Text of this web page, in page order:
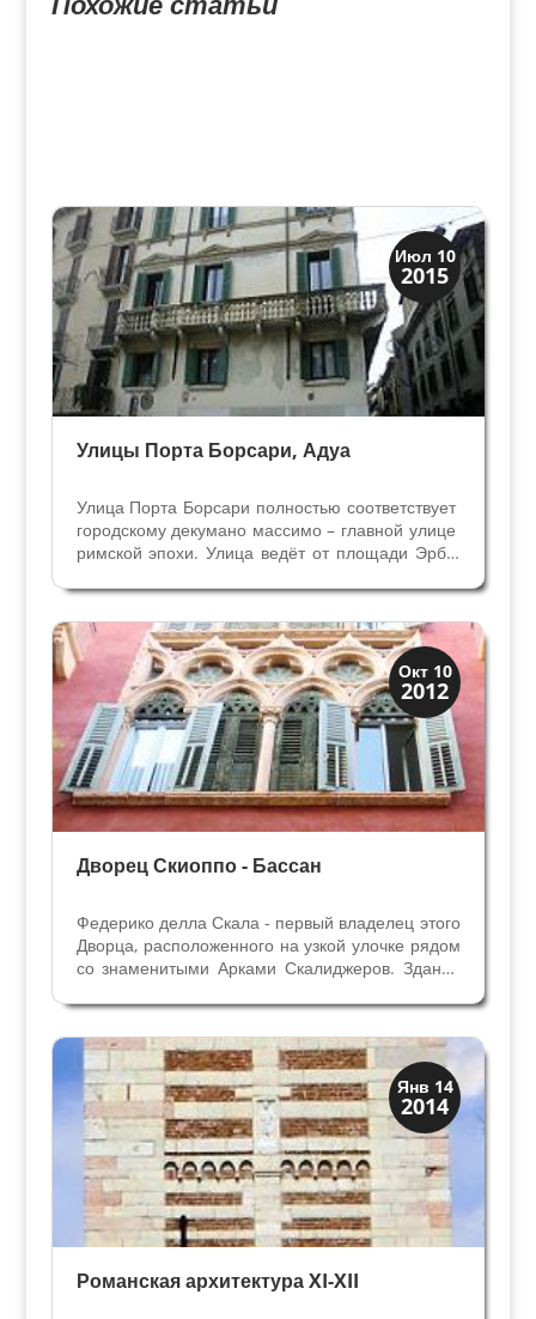
Июл 10
2015
Скрытая Верона
Улицы и площади
Улицы Порта Борсари, Адуа
Улица Порта Борсари полностью соответствует
городскому декумано массимо – главной улице
римской эпохи. Улица ведёт от площади Эрбе,
городских ворот в крепостной стене. Эти ворота
Порта Борсари дали в средние века название...
Окт 10
2012
Виллы и дворцы
Скрытая Верона
Дворец Скиоппо - Бассан
Федерико делла Скала - первый владелец этого
Дворца, расположенного на узкой улочке рядом
со знаменитыми Арками Скалиджеров. Здание
одноимённой улице принадлежало Федерико
делла Скала, племяннику основателя
династии...
Янв 14
2014
Архитектура
Искусство
Романская архитектура XI-XII